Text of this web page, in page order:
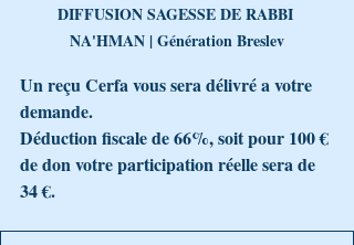
DIFFUSION SAGESSE DE RABBI
NA'HMAN | Génération Breslev
Un reçu Cerfa vous sera délivré a votre
demande.
Déduction fiscale de 66%, soit pour 100 €
de don votre participation réelle sera de
34 €.